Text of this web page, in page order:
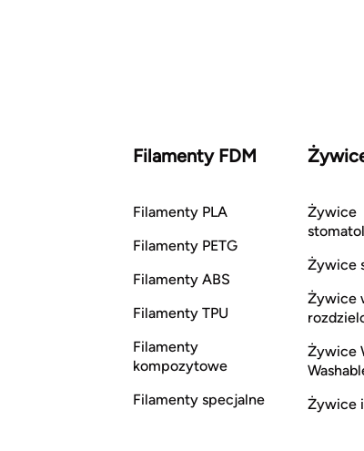
Filamenty FDM
Filamenty PLA
Filamenty PETG
Filamenty ABS
Filamenty TPU
Filamenty
kompozytowe
Filamenty specjalne
Żywice
Żywice
Żywice
Żywice
Żywice